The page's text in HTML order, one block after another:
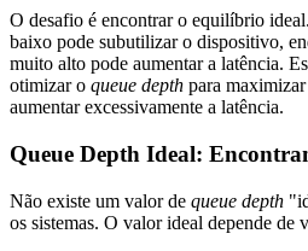
O desafio é encontrar o equilíbrio
baixo pode subutilizar o dispositivo,
muito alto pode aumentar a latência.
otimizar o queue depth para
aumentar excessivamente a latência.
Queue Depth Ideal:
Não existe um valor de queue depth
os sistemas. O valor ideal depende de